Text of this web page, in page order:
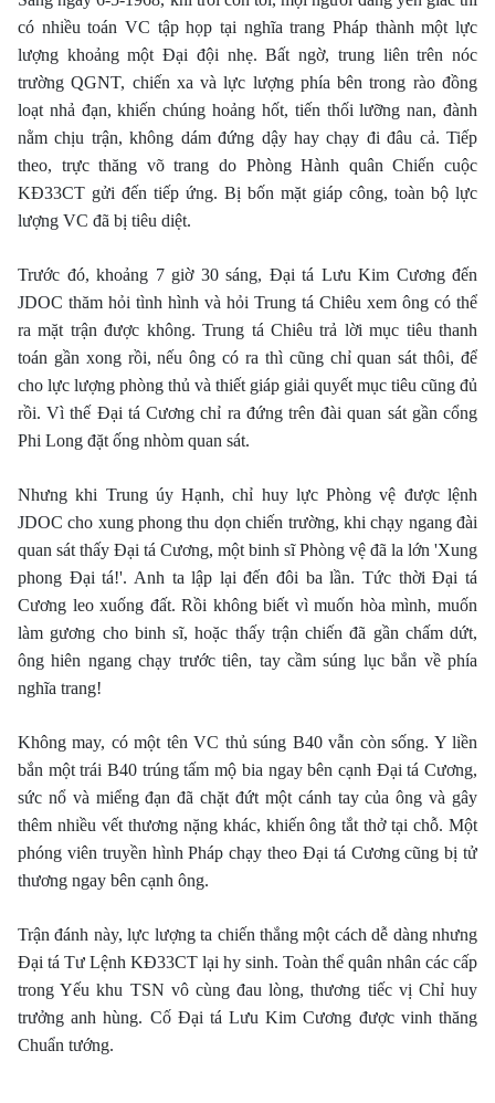
có nhiều toán VC tập họp tại nghĩa trang Pháp thành một lực
lượng khoảng một Ðại đội nhẹ. Bất ngờ, trung liên trên nóc
trường QGNT, chiến xa và lực lượng phía bên trong rào đồng
loạt nhả đạn, khiến chúng hoảng hốt, tiến thối lưỡng nan, đành
nằm chịu trận, không dám đứng dậy hay chạy đi đâu cả. Tiếp
theo, trực thăng võ trang do Phòng Hành quân Chiến cuộc
KÐ33CT gửi đến tiếp ứng. Bị bốn mặt giáp công, toàn bộ lực
lượng VC đã bị tiêu diệt.
Trước đó, khoảng 7 giờ 30 sáng, Ðại tá Lưu Kim Cương đến
JDOC thăm hỏi tình hình và hỏi Trung tá Chiêu xem ông có thể
ra mặt trận được không. Trung tá Chiêu trả lời mục tiêu thanh
toán gần xong rồi, nếu ông có ra thì cũng chỉ quan sát thôi, để
cho lực lượng phòng thủ và thiết giáp giải quyết mục tiêu cũng đủ
rồi. Vì thế Ðại tá Cương chỉ ra đứng trên đài quan sát gần cổng
Phi Long đặt ống nhòm quan sát.
Nhưng khi Trung úy Hạnh, chỉ huy lực Phòng vệ được lệnh
JDOC cho xung phong thu dọn chiến trường, khi chạy ngang đài
quan sát thấy Ðại tá Cương, một binh sĩ Phòng vệ đã la lớn 'Xung
phong Ðại tá!'. Anh ta lập lại đến đôi ba lần. Tức thời Ðại tá
Cương leo xuống đất. Rồi không biết vì muốn hòa mình, muốn
làm gương cho binh sĩ, hoặc thấy trận chiến đã gần chấm dứt,
ông hiên ngang chạy trước tiên, tay cầm súng lục bắn về phía
nghĩa trang!
Không may, có một tên VC thủ súng B40 vẫn còn sống. Y liền
bắn một trái B40 trúng tấm mộ bia ngay bên cạnh Ðại tá Cương,
sức nổ và miểng đạn đã chặt đứt một cánh tay của ông và gây
thêm nhiều vết thương nặng khác, khiến ông tắt thở tại chỗ. Một
phóng viên truyền hình Pháp chạy theo Ðại tá Cương cũng bị tử
thương ngay bên cạnh ông.
Trận đánh này, lực lượng ta chiến thắng một cách dễ dàng nhưng
Ðại tá Tư Lệnh KÐ33CT lại hy sinh. Toàn thể quân nhân các cấp
trong Yếu khu TSN vô cùng đau lòng, thương tiếc vị Chỉ huy
trưởng anh hùng. Cố Ðại tá Lưu Kim Cương được vinh thăng
Chuẩn tướng.